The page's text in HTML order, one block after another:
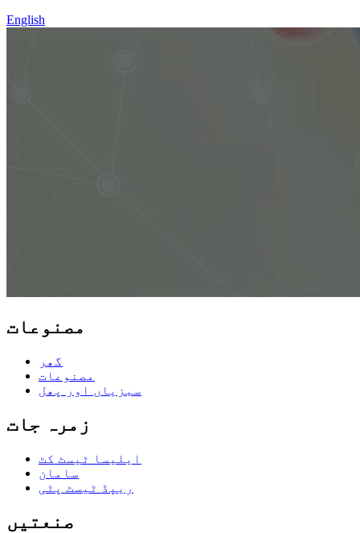
English
مصنوعات
گھر
مصنوعات
سبزیاں اور پھل
زمرہ جات
ایلیسا ٹیسٹ کٹ
سامان
ریپڈ ٹیسٹ پٹی
صنعتیں